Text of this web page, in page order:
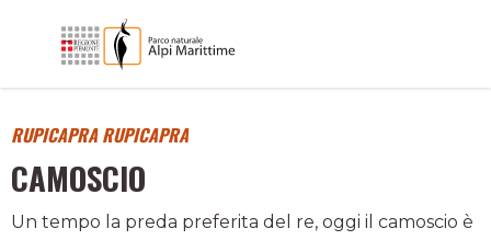
RUPICAPRA RUPICAPRA
CAMOSCIO
Un tempo la preda preferita del re, oggi il camoscio è